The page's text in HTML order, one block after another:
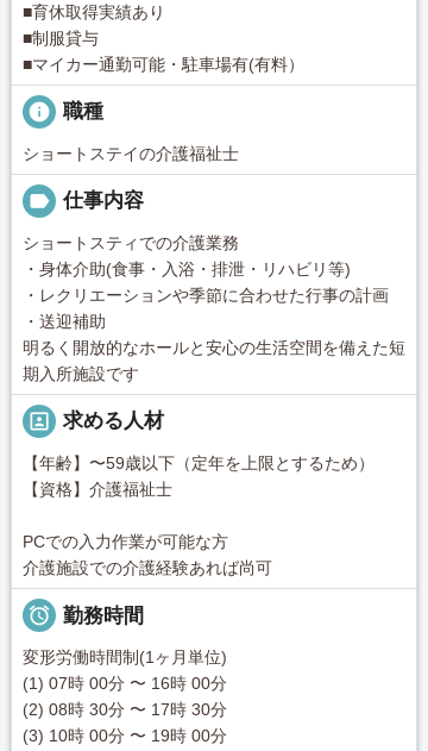
■育休取得実績あり
■制服貸与
■マイカー通勤可能・駐車場有(有料）
info 職種
ショートステイの介護福祉士
label 仕事内容
ショートスティでの介護業務
・身体介助(食事・入浴・排泄・リハビリ等)
・レクリエーションや季節に合わせた行事の計画
・送迎補助
明るく開放的なホールと安心の生活空間を備えた短
期入所施設です
portrait 求める人材
【年齢】〜59歳以下（定年を上限とするため）
【資格】介護福祉士
PCでの入力作業が可能な方
介護施設での介護経験あれば尚可
 勤務時間
変形労働時間制(1ヶ月単位)
(1) 07時 00分 〜 16時 00分
(2) 08時 30分 〜 17時 30分
(3) 10時 00分 〜 19時 00分